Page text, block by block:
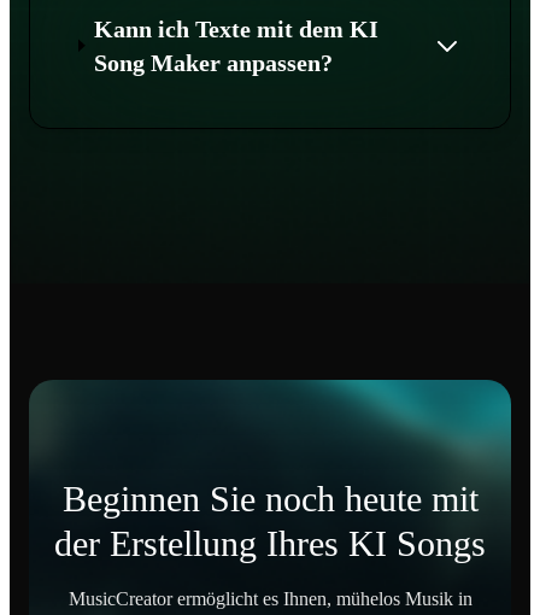
Kann ich Texte mit dem KI
Song Maker anpassen?
Beginnen Sie noch heute mit
der Erstellung Ihres KI Songs
MusicCreator ermöglicht es Ihnen, mühelos Musik in